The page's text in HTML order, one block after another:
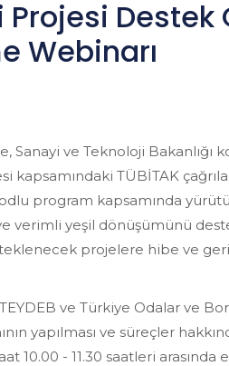
Destek
Webinarı
Sanayi ve Teknoloji
kapsamındaki TÜBİTAK
program kapsamında
verimli yeşil dönüşümünü
projelere hibe ve
ve Türkiye Odalar ve
yapılması ve süreçler
10.00 - 11.30 saatleri